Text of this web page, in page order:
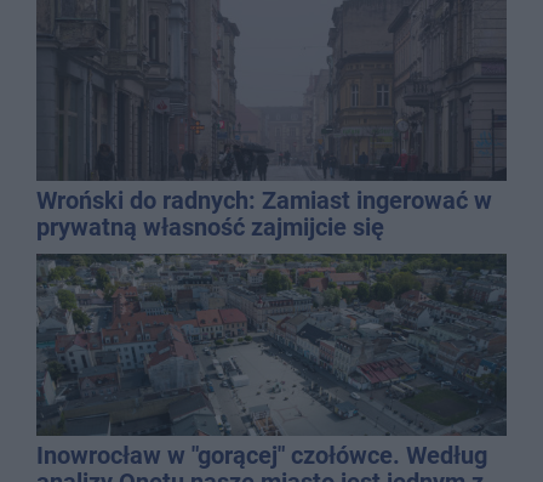
Wroński do radnych: Zamiast ingerować w
prywatną własność zajmijcie się
gospodarką
Inowrocław w "gorącej" czołówce. Według